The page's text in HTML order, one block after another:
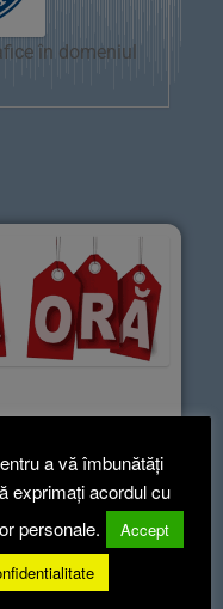
în domeniul
să știi!a vă îmbunătăți
exprimați acordul cu
personale.
Accept